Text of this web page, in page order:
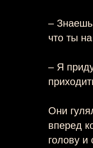
–
что ты
– Я
Они
вперед
голову и